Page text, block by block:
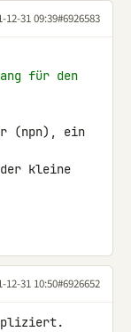
12-31 09:39#6926583
für den
(npn), ein
kleine
12-31 10:50#6926652